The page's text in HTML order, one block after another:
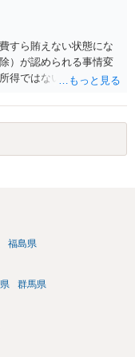
すら賄えない状態にな
）が認められる事情変
得ではないので、「保
から何らかのペナルテ
金で自己責任で生活せ
ることになった時はす
立てをすべきでしょ
福島県
群馬県